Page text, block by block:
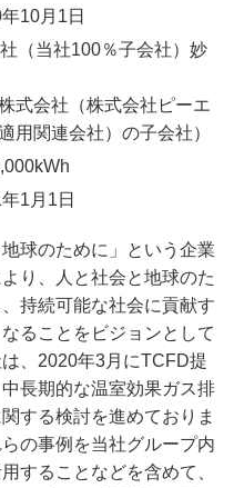
10月1日
（当社100％子会社）妙
式会社（株式会社ピーエ
用関連会社）の子会社）
1月1日
球のために」という企業
り、人と社会と地球のた
持続可能な社会に貢献す
ることをビジョンとして
、2020年3月にTCFD提
長期的な温室効果ガス排
する検討を進めておりま
の事例を当社グループ内
することなどを含めて、